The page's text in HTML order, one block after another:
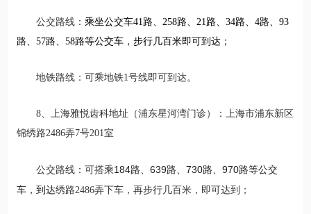
公交路线： 乘坐公交车41路、258路、21路、34路、4路、93
路、57路、58路等公交车，步行几百米即可到达；
地铁路线：可乘地铁1号线即可到达。
8、上海雅悦齿科地址（浦东星河湾门诊）：上海市浦东新区
锦绣路2486弄7号201室
公交路线：可搭乘184路、639路、730路、970路等公交
车，到达绣路2486弄下车，再步行几百米，即可达到；